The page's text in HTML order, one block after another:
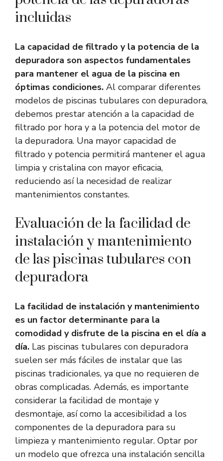
incluidas
La capacidad de filtrado y la potencia de la
depuradora son aspectos fundamentales
para mantener el agua de la piscina en
óptimas condiciones. Al comparar diferentes
modelos de piscinas tubulares con depuradora,
debemos prestar atención a la capacidad de
filtrado por hora y a la potencia del motor de
la depuradora. Una mayor capacidad de
filtrado y potencia permitirá mantener el agua
limpia y cristalina con mayor eficacia,
reduciendo así la necesidad de realizar
mantenimientos constantes.
Evaluación de la facilidad de
instalación y mantenimiento
de las piscinas tubulares con
depuradora
La facilidad de instalación y mantenimiento
es un factor determinante para la
comodidad y disfrute de la piscina en el día a
día. Las piscinas tubulares con depuradora
suelen ser más fáciles de instalar que las
piscinas tradicionales, ya que no requieren de
obras complicadas. Además, es importante
considerar la facilidad de montaje y
desmontaje, así como la accesibilidad a los
componentes de la depuradora para su
limpieza y mantenimiento regular. Optar por
un modelo que ofrezca una instalación sencilla